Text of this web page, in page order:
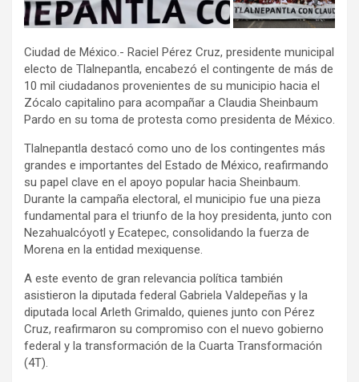
Ciudad de México.- Raciel Pérez Cruz, presidente municipal
electo de Tlalnepantla, encabezó el contingente de más de
10 mil ciudadanos provenientes de su municipio hacia el
Zócalo capitalino para acompañar a Claudia Sheinbaum
Pardo en su toma de protesta como presidenta de México.
Tlalnepantla destacó como uno de los contingentes más
grandes e importantes del Estado de México, reafirmando
su papel clave en el apoyo popular hacia Sheinbaum.
Durante la campaña electoral, el municipio fue una pieza
fundamental para el triunfo de la hoy presidenta, junto con
Nezahualcóyotl y Ecatepec, consolidando la fuerza de
Morena en la entidad mexiquense.
A este evento de gran relevancia política también
asistieron la diputada federal Gabriela Valdepeñas y la
diputada local Arleth Grimaldo, quienes junto con Pérez
Cruz, reafirmaron su compromiso con el nuevo gobierno
federal y la transformación de la Cuarta Transformación
(4T).